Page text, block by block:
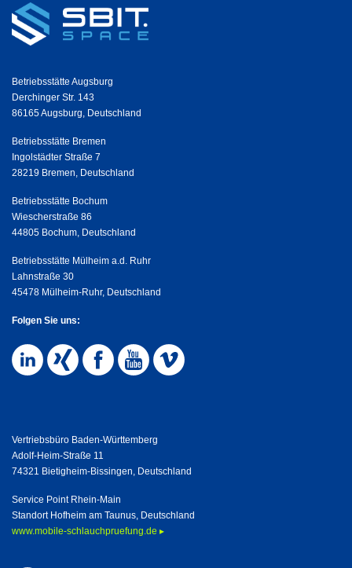
Betriebsstätte Augsburg
Derchinger Str. 143
86165 Augsburg, Deutschland
Betriebsstätte Bremen
Ingolstädter Straße 7
28219 Bremen, Deutschland
Betriebsstätte Bochum
Wiescherstraße 86
44805 Bochum, Deutschland
Betriebsstätte Mülheim a.d. Ruhr
Lahnstraße 30
45478 Mülheim-Ruhr, Deutschland
Folgen Sie uns:
Vertriebsbüro Baden-Württemberg
Adolf-Heim-Straße 11
74321 Bietigheim-Bissingen, Deutschland
Service Point Rhein-Main
Standort Hofheim am Taunus, Deutschland
www.mobile-schlauchpruefung.de ▸